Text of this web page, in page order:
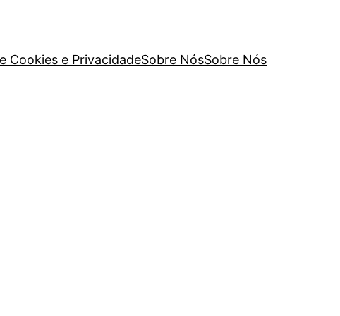
Cookies e PrivacidadeSobre NósSobre Nós